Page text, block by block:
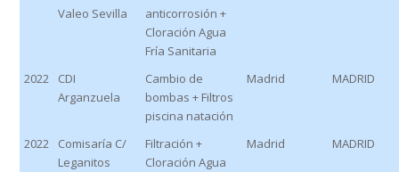
Valeo Sevilla
anticorrosión +
Cloración Agua
Fría Sanitaria
2022
CDI
Arganzuela
Cambio de
bombas + Filtros
piscina natación
Madrid MADRID
2022
Comisaría C/
Leganitos
Filtración +
Cloración Agua
Madrid MADRID